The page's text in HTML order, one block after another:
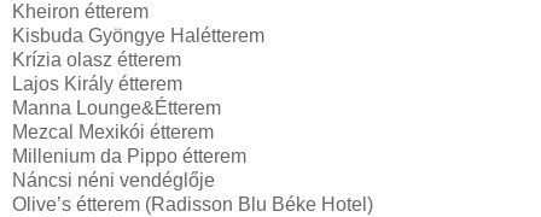
Kheiron étterem
Kisbuda Gyöngye Halétterem
Krízia olasz étterem
Lajos Király étterem
Manna Lounge&Étterem
Mezcal Mexikói étterem
Millenium da Pippo étterem
Náncsi néni vendéglője
Olive’s étterem (Radisson Blu Béke Hotel)